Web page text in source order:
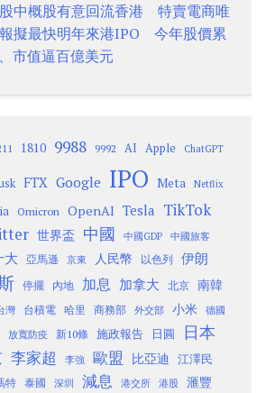
中概股有意回流香港 特賣電商唯
擬最快明年來港IPO 今年股價累
市值逼百億美元
1810 9988 9992 AI Apple ChatGPT
FTX Google IPO Meta Netflix
Omicron OpenAI Tesla TikTok
世界盃 中國 中國GDP 中國旅客
大 亞馬遜 京東 人民幣 以色列 伊朗
停擺 內地 加息 加拿大 北京
南韓
灣 台積電 哈里 商務部 外交部 小米 德國
放寬防疫 新10條 施政報告 日圓 日本
李家超 李強 歐盟 比亞迪 江澤民
特 泰國 深圳 減息 港交所 港股 滙豐